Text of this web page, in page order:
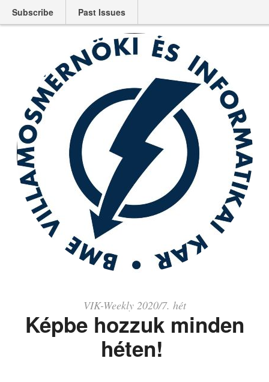
Subscribe Past Issues
VIK-Weekly 2020/7. hét
Képbe hozzuk minden
héten!